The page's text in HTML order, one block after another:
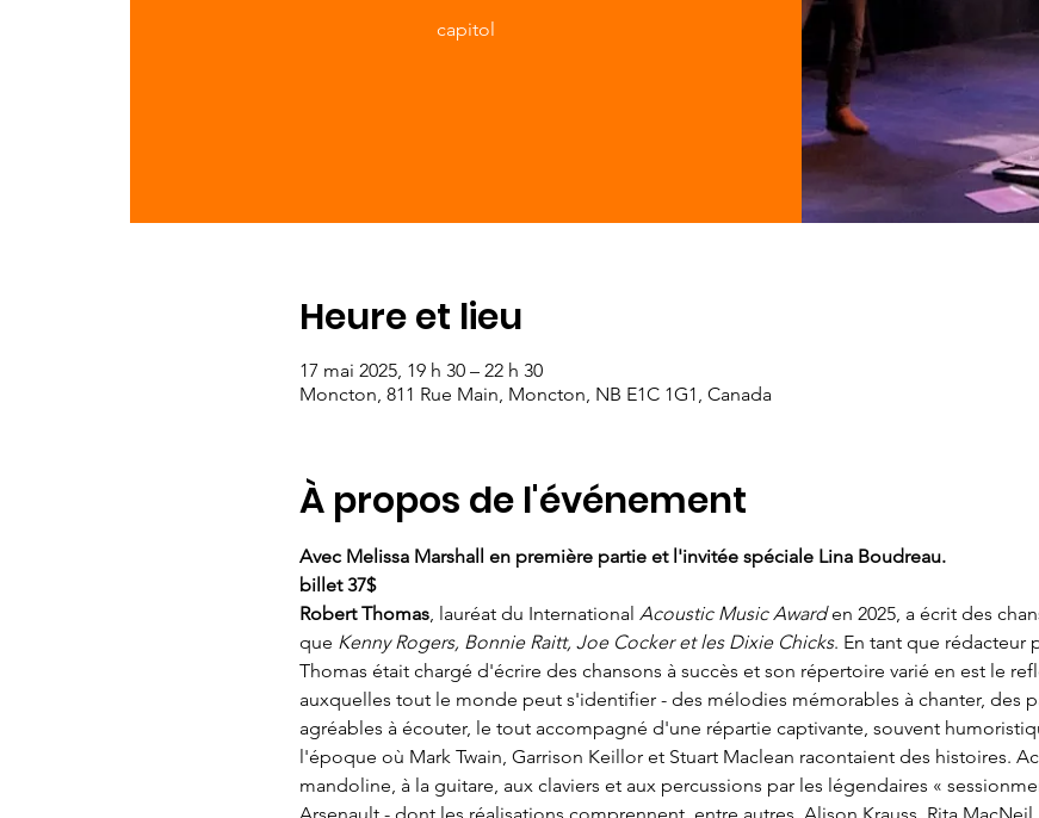
capitol
Heure et lieu
17 mai 2025, 19 h 30 – 22 h 30
Moncton, 811 Rue Main, Moncton, NB E1C 1G1, Canada
À propos de l'événement
Avec Melissa Marshall en première partie et l'invitée spéciale Lina Boudreau.
billet 37$
Robert Thomas, lauréat du International Acoustic Music Award en 2025, a écrit des
que Kenny Rogers, Bonnie Raitt, Joe Cocker et les Dixie Chicks. En tant que rédacteur
Thomas était chargé d'écrire des chansons à succès et son répertoire varié en est le
auxquelles tout le monde peut s'identifier - des mélodies mémorables à chanter, des
agréables à écouter, le tout accompagné d'une répartie captivante, souvent
l'époque où Mark Twain, Garrison Keillor et Stuart Maclean racontaient des histoires.
mandoline, à la guitare, aux claviers et aux percussions par les légendaires «
Arsenault - dont les réalisations comprennent, entre autres, Alison Krauss, Rita